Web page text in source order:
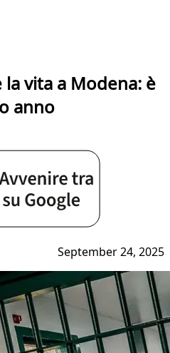
vita a Modena: è
anno
September 24, 2025